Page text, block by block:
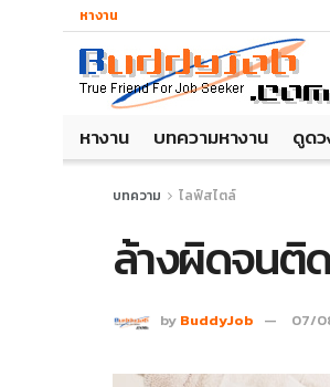
หางาน
หางาน บทความหางาน ดูด
บทความ ไลฟ์สไตล์
ล้างผิดจนติ
by BuddyJob 07/